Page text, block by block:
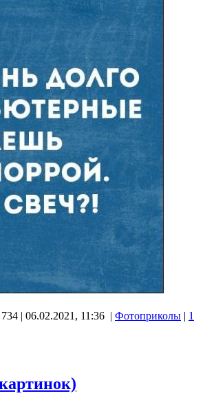
| 06.02.2021, 11:36 | Фотоприколы | 1